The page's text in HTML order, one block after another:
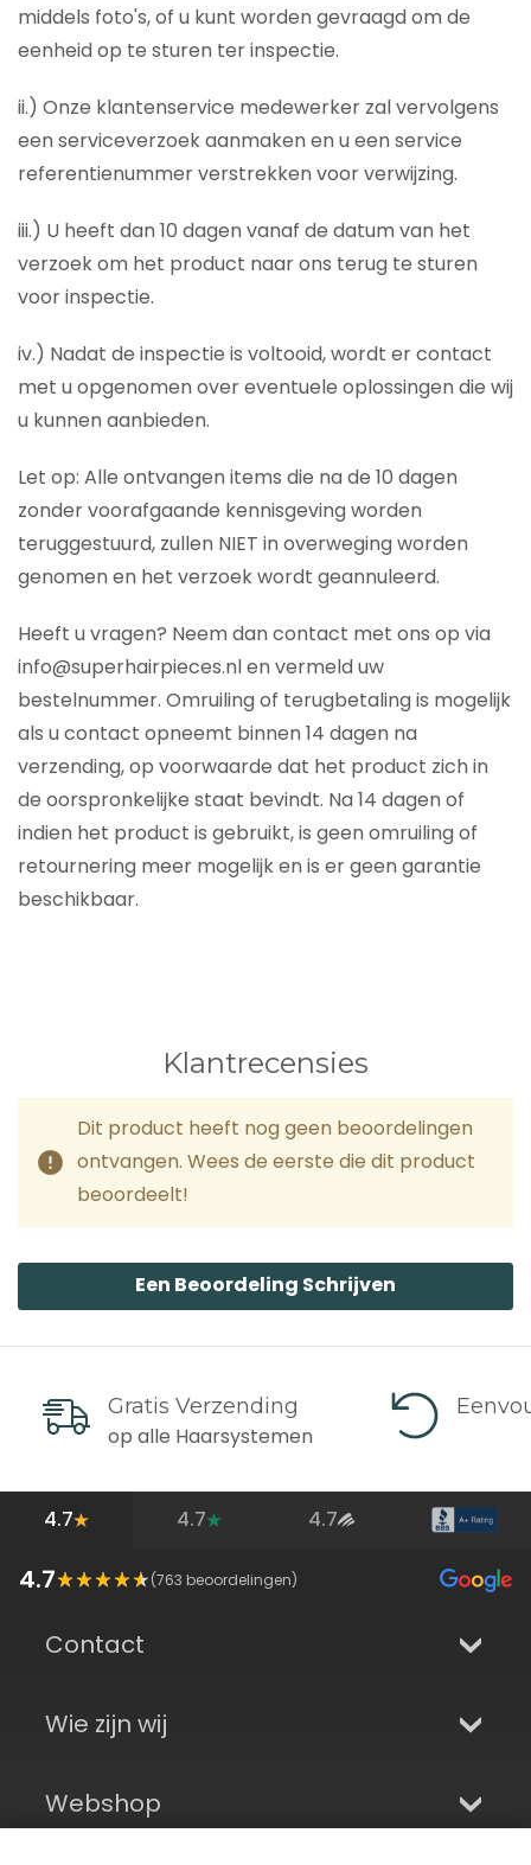
middels foto's, of u kunt worden gevraagd om de
eenheid op te sturen ter inspectie.
ii.) Onze klantenservice medewerker zal vervolgens
een serviceverzoek aanmaken en u een service
referentienummer verstrekken voor verwijzing.
iii.) U heeft dan 10 dagen vanaf de datum van het
verzoek om het product naar ons terug te sturen
voor inspectie.
iv.) Nadat de inspectie is voltooid, wordt er contact
met u opgenomen over eventuele oplossingen die wij
u kunnen aanbieden.
Let op: Alle ontvangen items die na de 10 dagen
zonder voorafgaande kennisgeving worden
teruggestuurd, zullen NIET in overweging worden
genomen en het verzoek wordt geannuleerd.
Heeft u vragen? Neem dan contact met ons op via
info@superhairpieces.nl en vermeld uw
bestelnummer. Omruiling of terugbetaling is mogelijk
als u contact opneemt binnen 14 dagen na
verzending, op voorwaarde dat het product zich in
de oorspronkelijke staat bevindt. Na 14 dagen of
indien het product is gebruikt, is geen omruiling of
retournering meer mogelijk en is er geen garantie
beschikbaar.
Klantrecensies
Dit product heeft nog geen beoordelingen
ontvangen. Wees de eerste die dit product
beoordeelt!
Een Beoordeling Schrijven
Gratis Verzending
op alle Haarsystemen
4.7 4.7 4.7
4.7 (763 beoordelingen)
Contact
Wie zijn wij
Webshop